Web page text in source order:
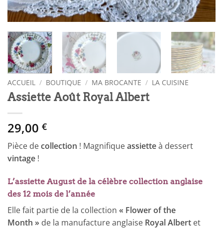
ACCUEIL / BOUTIQUE / MA BROCANTE / LA CUISINE
Assiette Août Royal Albert
29,00 €
Pièce decollection ! Magnifiqueassietteà dessert
vintage !
L’assiette August de la célèbre collection anglaise
des 12 mois de l’année
Elle fait partie de la collection « Flower of the
Month » de la manufacture anglaise Royal Albert et